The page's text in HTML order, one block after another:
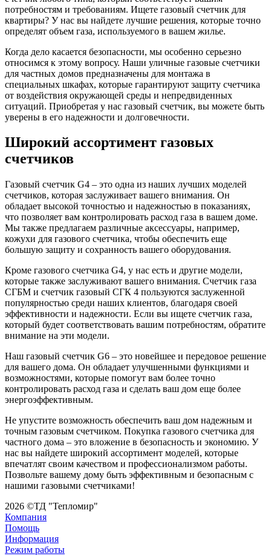
потребностям и требованиям. Ищете газовый счетчик для
квартиры? У нас вы найдете лучшие решения, которые точно
определят объем газа, используемого в вашем жилье.
Когда дело касается безопасности, мы особенно серьезно
относимся к этому вопросу. Наши уличные газовые счетчики
для частных домов предназначены для монтажа в
специальных шкафах, которые гарантируют защиту счетчика
от воздействия окружающей среды и непредвиденных
ситуаций. Приобретая у нас газовый счетчик, вы можете быть
уверены в его надежности и долговечности.
Широкий ассортимент газовых
счетчиков
Газовый счетчик G4 – это одна из наших лучших моделей
счетчиков, которая заслуживает вашего внимания. Он
обладает высокой точностью и надежностью в показаниях,
что позволяет вам контролировать расход газа в вашем доме.
Мы также предлагаем различные аксессуары, например,
кожухи для газового счетчика, чтобы обеспечить еще
большую защиту и сохранность вашего оборудования.
Кроме газового счетчика G4, у нас есть и другие модели,
которые также заслуживают вашего внимания. Счетчик газа
СГБМ и счетчик газовый СГК 4 пользуются заслуженной
популярностью среди наших клиентов, благодаря своей
эффективности и надежности. Если вы ищете счетчик газа,
который будет соответствовать вашим потребностям, обратите
внимание на эти модели.
Наш газовый счетчик G6 – это новейшее и передовое решение
для вашего дома. Он обладает улучшенными функциями и
возможностями, которые помогут вам более точно
контролировать расход газа и сделать ваш дом еще более
энергоэффективным.
Не упустите возможность обеспечить ваш дом надежным и
точным газовым счетчиком. Покупка газового счетчика для
частного дома – это вложение в безопасность и экономию. У
нас вы найдете широкий ассортимент моделей, которые
впечатлят своим качеством и профессионализмом работы.
Позвольте вашему дому быть эффективным и безопасным с
нашими газовыми счетчиками!
2026 ©ТД "Тепломир"
Компания
Помощь
Информация
Режим работы